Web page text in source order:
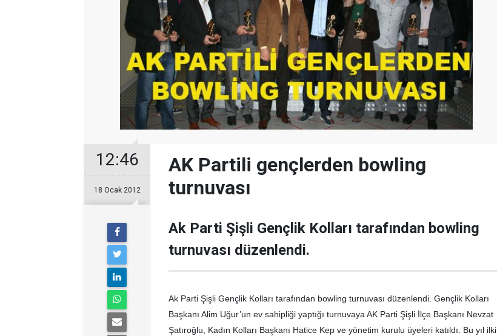
12:46
18 Ocak 2012
AK Partili gençlerden bowling
turnuvası
Ak Parti Şişli Gençlik Kolları tarafından bowling
turnuvası düzenlendi.
Ak Parti Şişli Gençlik Kolları tarafından bowling turnuvası düzenlendi. Gençlik Kolları
Başkanı Alim Uğur’un ev sahipliği yaptığı turnuvaya AK Parti Şişli İlçe Başkanı Nevzat
Şatıroğlu, Kadın Kolları Başkanı Hatice Kep ve yönetim kurulu üyeleri katıldı. Bu yıl ilki